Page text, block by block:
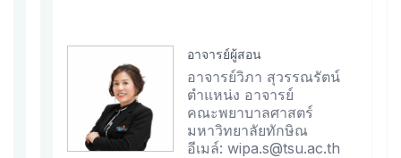
อาจารย์ผู้สอน
อาจารย์วิภา สุวรรณรัตน์
ตำแหน่ง อาจารย์
คณะพยาบาลศาสตร์
มหาวิทยาลัยทักษิณ
อีเมล์: wipa.s@tsu.ac.th